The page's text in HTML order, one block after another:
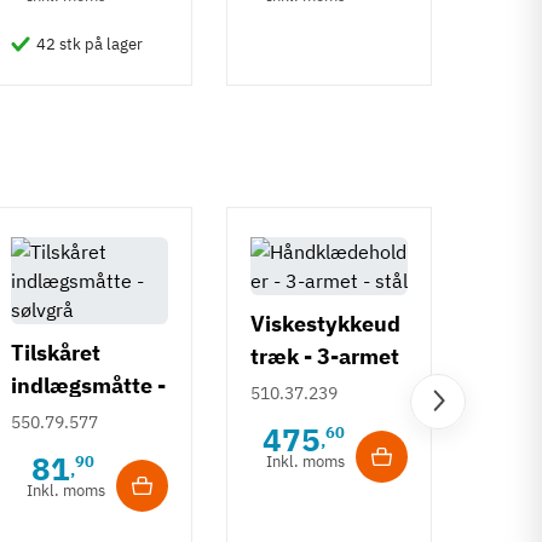
42 stk på lager
Tilskåret
indlægsmåtte -
sølvgrå
550.79.577
81,90
Inkl. moms
Viskestykkeud
træk - 3-armet
- stål
510.37.239
475,60
Inkl. moms